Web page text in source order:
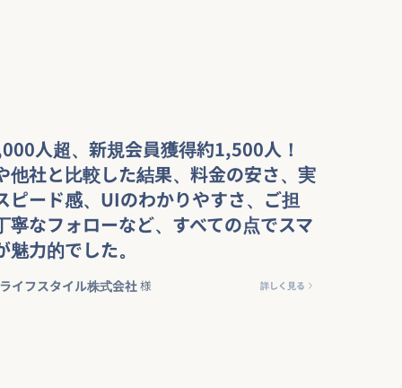
人超、新規会員獲得約1,500人！
他社と比較した結果、料金の安さ、実
ピード感、UIのわかりやすさ、ご担
寧なフォローなど、すべての点でスマ
力的でした。
イフスタイル株式会社様 詳しく見る